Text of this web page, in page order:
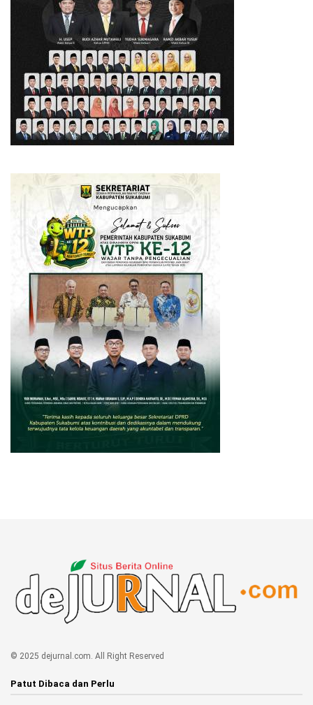
© 2025 dejurnal.com. All Right Reserved
Patut Dibaca dan Perlu